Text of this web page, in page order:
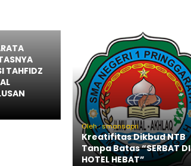
TAHFIDZ
Oleh : smansapri
Kreatifitas Dikbud NTB
Tanpa Batas “SERBAT DI
HOTEL HEBAT”